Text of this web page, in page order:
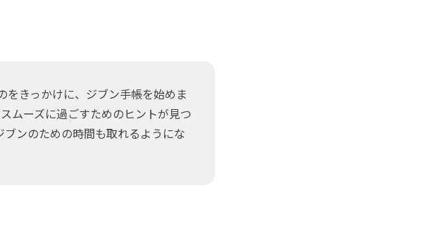
きっかけに、ジブン手帳を始めま
ムーズに過ごすためのヒントが見つ
ンのための時間も取れるようにな